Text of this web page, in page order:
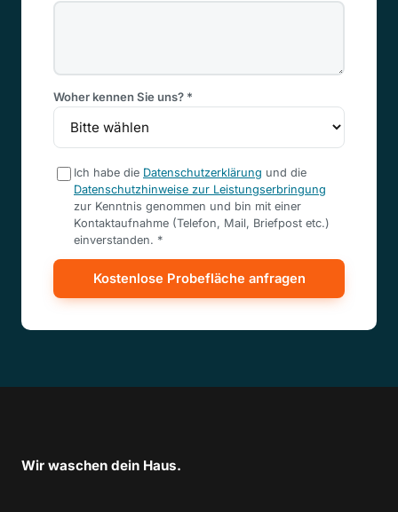
Woher kennen Sie uns? *
Ich habe die Datenschutzerklärung und die
Datenschutzhinweise zur Leistungserbringung
zur Kenntnis genommen und bin mit einer
Kontaktaufnahme (Telefon, Mail, Briefpost etc.)
einverstanden. *
Kostenlose Probefläche anfragen
Wir waschen dein Haus.